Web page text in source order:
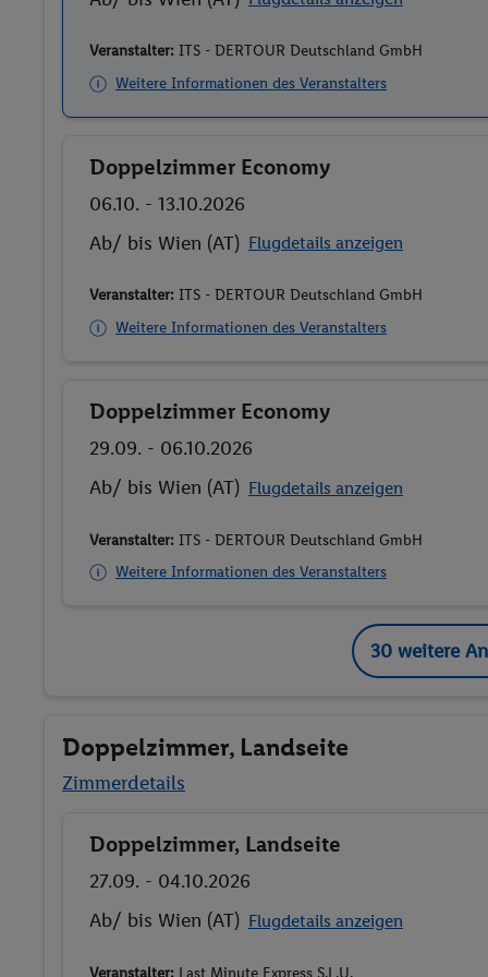
Veranstalter: ITS - DERTOUR Deutschland GmbH
Weitere Informationen des Veranstalters
Buchen
Doppelzimmer Economy
06.10. - 13.10.2026
Ab/ bis Wien (AT) Flugdetails anzeigen
Veranstalter: ITS - DERTOUR Deutschland GmbH
Weitere Informationen des Veranstalters
Buchen
Doppelzimmer Economy
29.09. - 06.10.2026
Ab/ bis Wien (AT) Flugdetails anzeigen
Veranstalter: ITS - DERTOUR Deutschland GmbH
Weitere Informationen des Veranstalters
30 weitere
Doppelzimmer, Landseite
Zimmerdetails
Buchen
Doppelzimmer, Landseite
27.09. - 04.10.2026
Ab/ bis Wien (AT) Flugdetails anzeigen
Veranstalter: Last Minute Express S.L.U.